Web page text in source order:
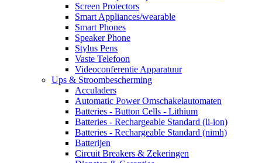
Screen Protectors
Smart Appliances/wearable
Smart Phones
Speaker Phone
Stylus Pens
Vaste Telefoon
Videoconferentie Apparatuur
Ups & Stroombescherming
Acculaders
Automatic Power Omschakelautomaten
Batteries - Button Cells - Lithium
Batteries - Rechargeable Standard (li-ion)
Batteries - Rechargeable Standard (nimh)
Batterijen
Circuit Breakers & Zekeringen